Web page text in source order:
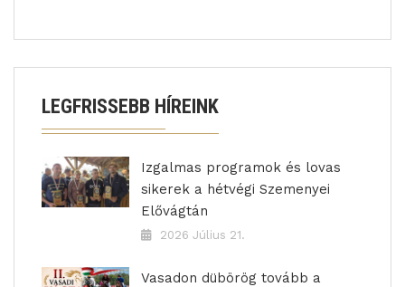
LEGFRISSEBB HÍREINK
Izgalmas programok és lovas
sikerek a hétvégi Szemenyei
Elővágtán
2026 Július 21.
Vasadon dübörög tovább a